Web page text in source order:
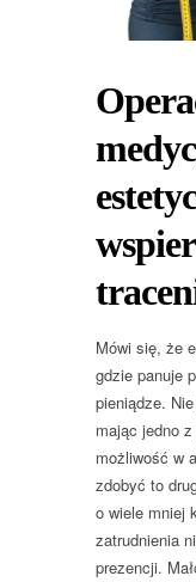
Mówi się, że
gdzie panuje
pieniądze.
mając jedno
możliwość w
zdobyć to
o wiele mniej
zatrudnienia
prezencji.